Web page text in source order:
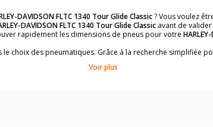
DAVIDSON FLTC 1340 Tour Glide Classic? Vous voulez
DAVIDSON FLTC 1340 Tour Glide Classic avant de
rapidement les dimensions de pneus pour votre
choix des pneumatiques. Grâce à la recherche simplifiée
de vos pneus ? Ces informations sont indiquées sur le
Voir plus